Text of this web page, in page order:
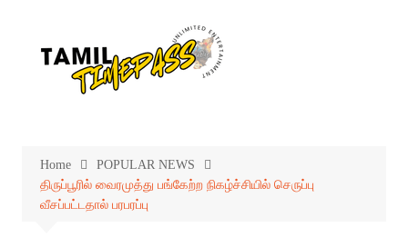
Home
POPULAR NEWS
திருப்பூரில் வைரமுத்து பங்கேற்ற நிகழ்ச்சியில் செருப்பு
வீசப்பட்டதால் பரபரப்பு